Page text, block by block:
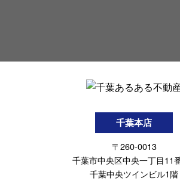
千葉本店
〒260-0013
千葉市中央区中央一丁目11
千葉中央ツインビル1階